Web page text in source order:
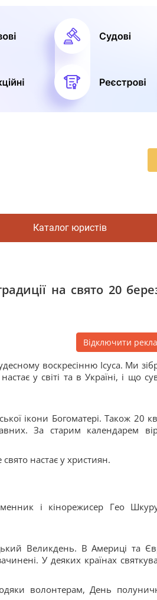
Каталог юристів
на свято 20
Відключити
воскресінню Ісуса. Ми
у світі та в Україні, і що
ікони Богоматері. Також 20
За старим календарем
настає у християн.
і кінорежисер Гео
Великдень. В Америці та
У деяких країнах
волонтерам, День